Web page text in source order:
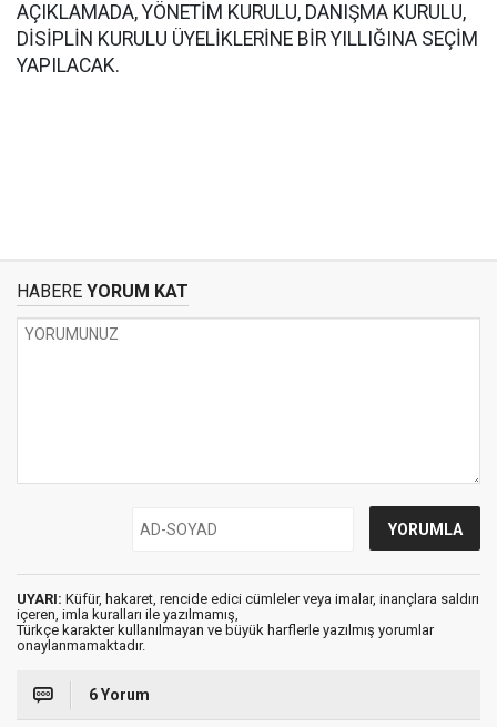
AÇIKLAMADA, YÖNETİM KURULU, DANIŞMA KURULU,
DİSİPLİN KURULU ÜYELİKLERİNE BİR YILLIĞINA SEÇİM
YAPILACAK.
HABERE YORUM KAT
UYARI: Küfür, hakaret, rencide edici cümleler veya imalar, inançlara saldırı
içeren, imla kuralları ile yazılmamış,
Türkçe karakter kullanılmayan ve büyük harflerle yazılmış yorumlar
onaylanmamaktadır.
6 Yorum